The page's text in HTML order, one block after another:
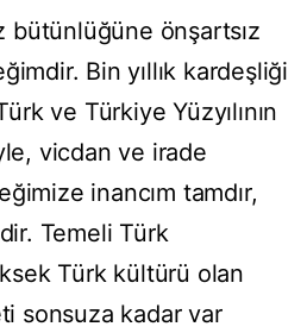
önşartsız
Bin yıllık kardeşliği
ve Türkiye Yüzyılının
vicdan ve irade
inancım tamdır,
Temeli Türk
Türk kültürü olan
sonsuza kadar var